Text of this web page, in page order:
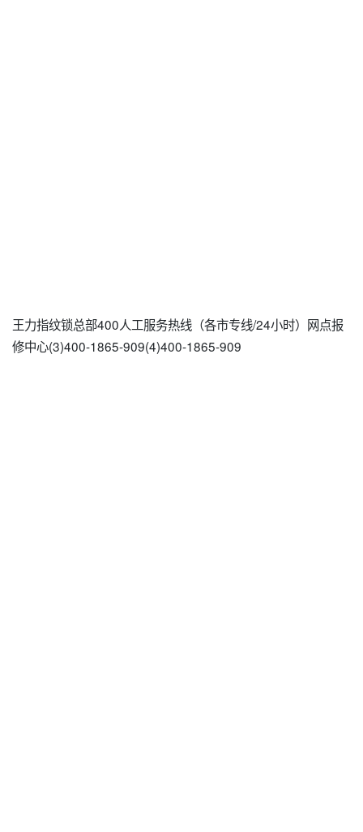
王力指纹锁总部400人工服务热线（各市专线/24小时）网点报
修中心(3)400-1865-909(4)400-1865-909